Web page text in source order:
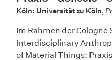
Köln: Universität zu Köln,
Im Rahmen der Cologne
Interdisciplinary
of Material Things: